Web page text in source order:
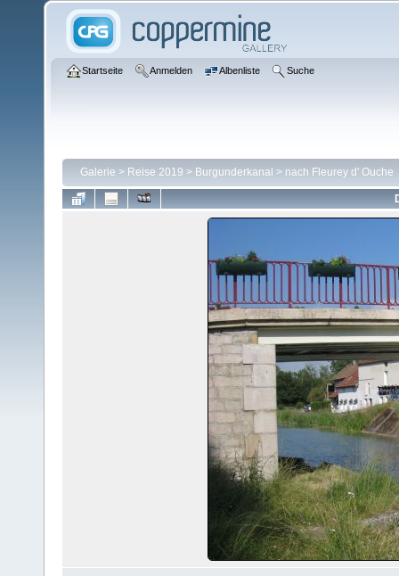
Startseite Anmelden Albenliste Suche
Galerie > Reise 2019 > Burgunderkanal > nach Fleurey d' Ouche